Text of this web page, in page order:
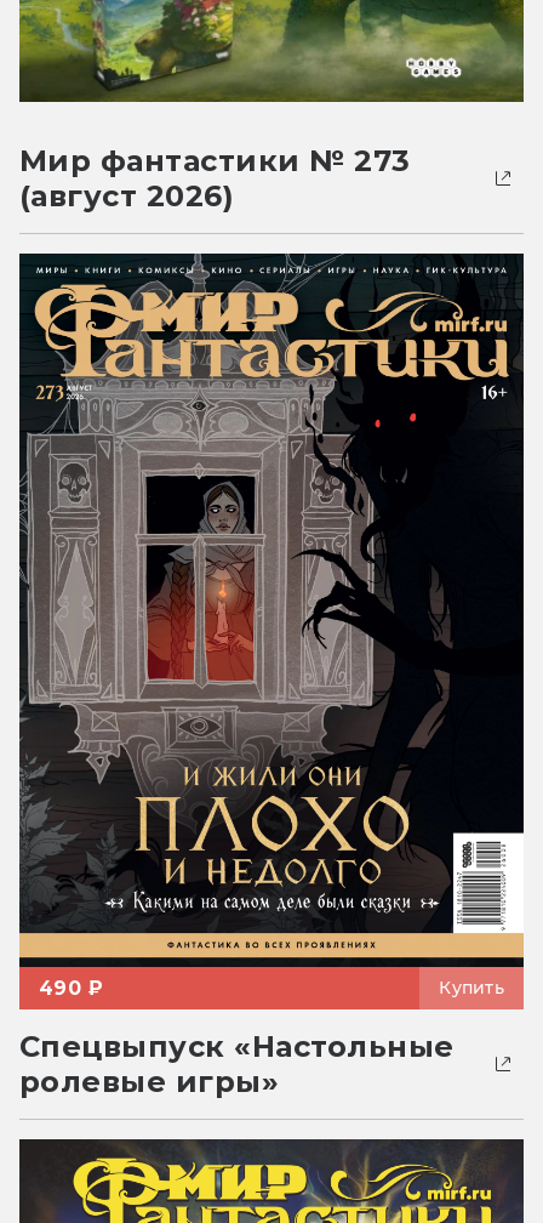
Мир фантастики № 273
(август 2026)
490 ₽ Купить
Спецвыпуск «Настольные
ролевые игры»